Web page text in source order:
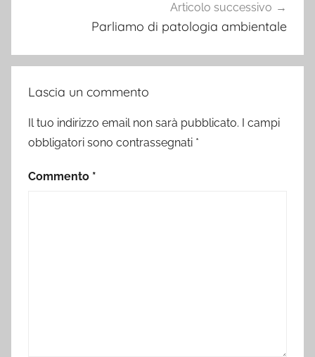
Articolo successivo
Parliamo di patologia ambientale
Lascia un commento
Il tuo indirizzo email non sarà pubblicato. I campi
obbligatori sono contrassegnati *
Commento *